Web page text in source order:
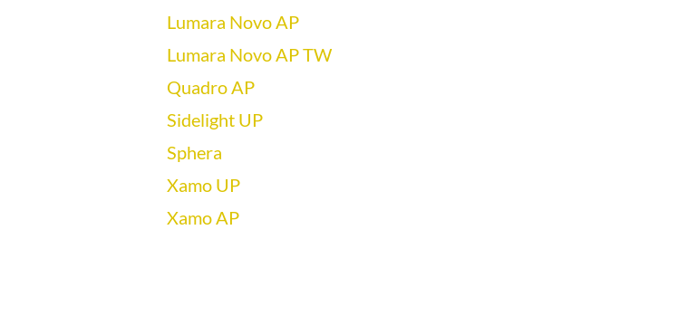
Lumara Novo AP
Lumara Novo AP TW
Quadro AP
Sidelight UP
Sphera
Xamo UP
Xamo AP